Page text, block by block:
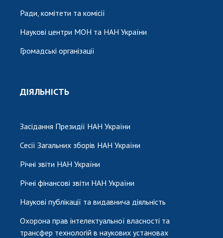
Ради, комітети та комісії
Наукові центри МОН та НАН України
Громадські організації
ДІЯЛЬНІСТЬ
Засідання Президії НАН України
Сесії Загальних зборів НАН України
Річні звіти НАН України
Річні фінансові звіти НАН України
Наукові публікації та видавнича діяльність
Охорона прав інтелектуальної власності та
трансфер технологій в наукових установах